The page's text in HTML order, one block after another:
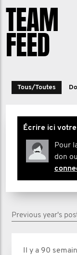
TEAM
FEED
Tous/Toutes
Écrire ici
Pour
don
Previous year's
Il y a 90